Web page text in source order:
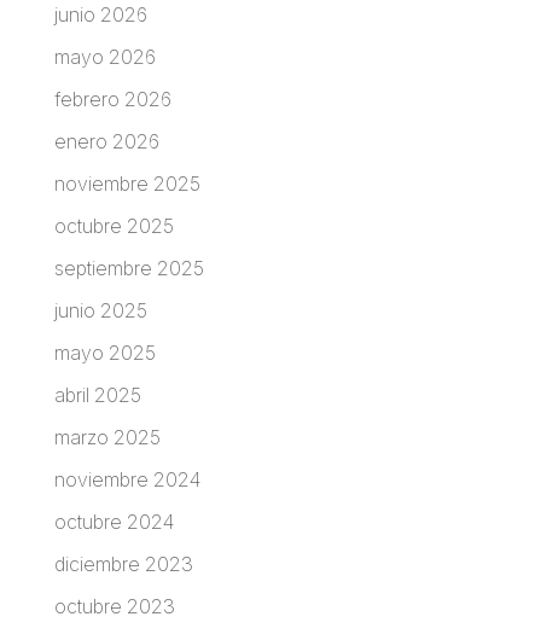
junio 2026
mayo 2026
febrero 2026
enero 2026
noviembre 2025
octubre 2025
septiembre 2025
junio 2025
mayo 2025
abril 2025
marzo 2025
noviembre 2024
octubre 2024
diciembre 2023
octubre 2023